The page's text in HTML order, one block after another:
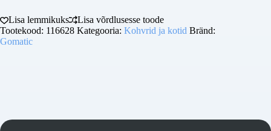
Lisa lemmikuks
Lisa võrdlusesse toode
Tootekood: 116628 Kategooria: Kohvrid ja kotid Bränd:
Gomatic